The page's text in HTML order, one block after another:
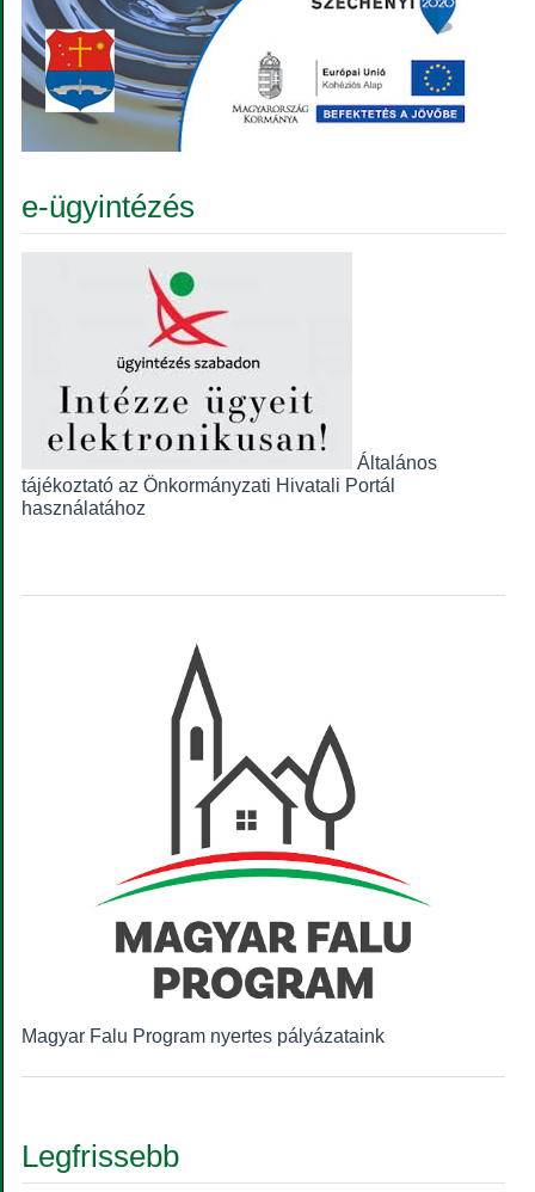
e-ügyintézés
Általános
tájékoztató az Önkormányzati Hivatali Portál
használatához
Magyar Falu Program nyertes pályázataink
Legfrissebb